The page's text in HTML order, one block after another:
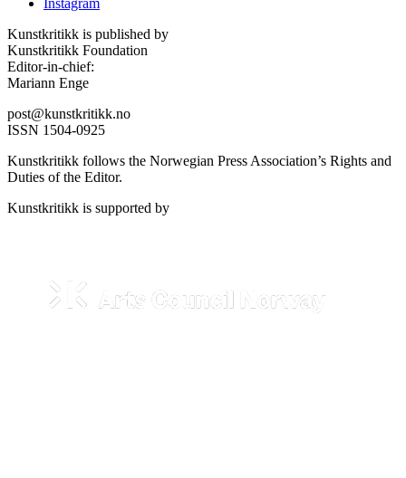
Instagram
Kunstkritikk is published by
Kunstkritikk Foundation
Editor-in-chief:
Mariann Enge
post@kunstkritikk.no
ISSN 1504-0925
Kunstkritikk follows the Norwegian Press Association’s Rights and
Duties of the Editor.
Kunstkritikk is supported by